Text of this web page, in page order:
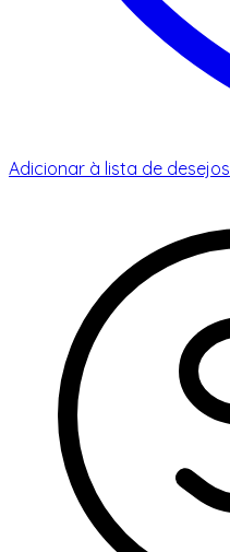
Adicionar à lista de desejos